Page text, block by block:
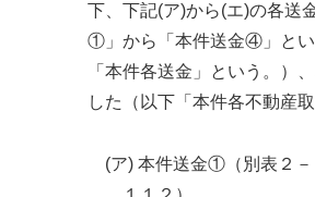
下、下記(ア)から(エ)の各送
①」から「本件送金④」とい
「本件各送金」という。）
した（以下「本件各不動産
(ア) 本件送金①（別表２